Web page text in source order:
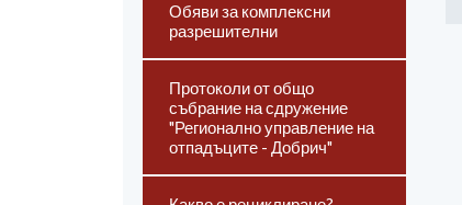
Обяви за комплексни
разрешителни
Протоколи от общо
събрание на сдружение
"Регионално управление на
отпадъците - Добрич"